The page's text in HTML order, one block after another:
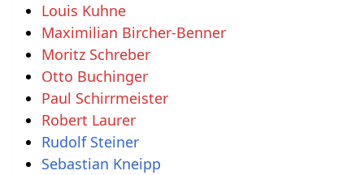
Louis Kuhne
Maximilian Bircher-Benner
Moritz Schreber
Otto Buchinger
Paul Schirrmeister
Robert Laurer
Rudolf Steiner
Sebastian Kneipp